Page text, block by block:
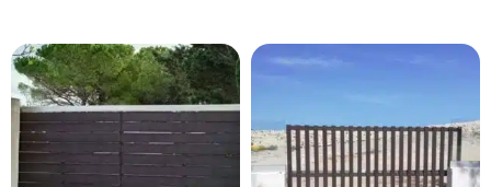
DE
PLÁSTICO
RECICLADO
cantidad